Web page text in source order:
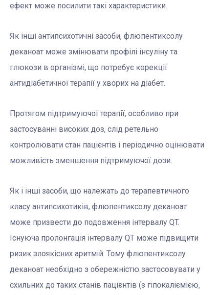
ефект може посилити такі характеристики.
Як інші антипсихотичні засоби, флюпентиксолу
деканоат може змінювати профілі інсуліну та
глюкози в організмі, що потребує корекції
антидіабетичної терапії у хворих на діабет.
Протягом підтримуючої терапії, особливо при
застосуванні високих доз, слід ретельно
контролювати стан пацієнтів і періодично оцінювати
можливість зменшення підтримуючої дози.
Як і інші засоби, що належать до терапевтичного
класу антипсихотиків, флюпентиксолу деканоат
може призвести до подовження інтервалу QT.
Існуюча пролонгація інтервалу QT може підвищити
ризик злоякісних аритмій. Тому флюпентиксолу
деканоат необхідно з обережністю застосовувати у
схильних до таких станів пацієнтів (з гіпокаліємією,